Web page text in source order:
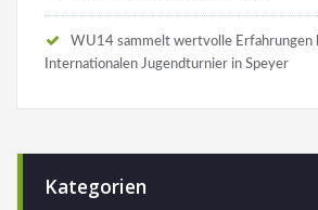
WU14 sammelt wertvolle Erfahrungen
Internationalen Jugendturnier in Speyer
Kategorien